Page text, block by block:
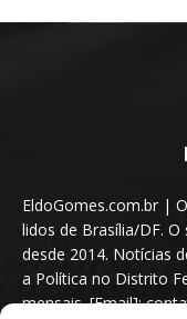
EldoGomes.com.br |
lidos de Brasília/DF.
desde 2014. Notícias
a Política no Distrito
mensais. [Email]: